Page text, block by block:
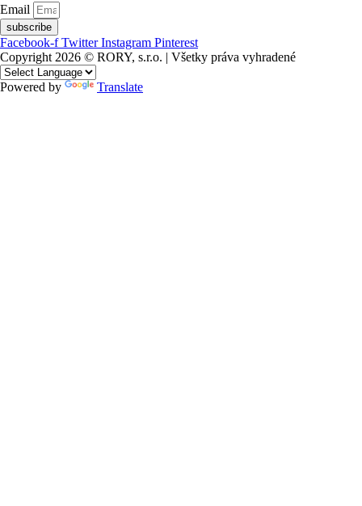
Email
subscribe
Facebook-f Twitter Instagram Pinterest
Copyright 2026 © RORY, s.r.o. | Všetky práva vyhradené
Powered by Translate